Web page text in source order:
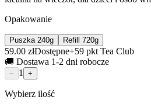
Opakowanie
Puszka 240g Refill 720g
59.00 złDostępne+59 pkt Tea Club
🚚 Dostawa 1-2 dni robocze
− 1 +
Wybierz ilość